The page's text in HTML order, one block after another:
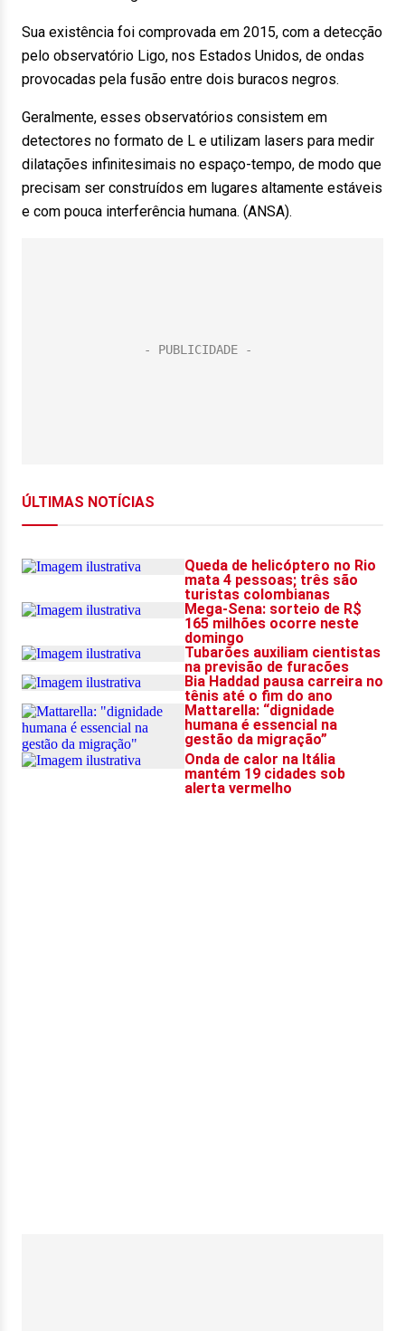
Sua existência foi comprovada em 2015, com a detecção
pelo observatório Ligo, nos Estados Unidos, de ondas
provocadas pela fusão entre dois buracos negros.
Geralmente, esses observatórios consistem em
detectores no formato de L e utilizam lasers para medir
dilatações infinitesimais no espaço-tempo, de modo que
precisam ser construídos em lugares altamente estáveis
e com pouca interferência humana. (ANSA).